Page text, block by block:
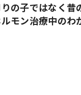
の子ではなく
モン治療中のわ